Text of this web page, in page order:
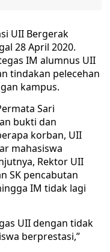
UII Bergerak
28 April 2020.
IM alumnus UII
tindakan pelecehan
kampus.
Sari
bukti dan
korban, UII
mahasiswa
Rektor UII
SK pencabutan
IM tidak lagi
UII dengan tidak
berprestasi,”